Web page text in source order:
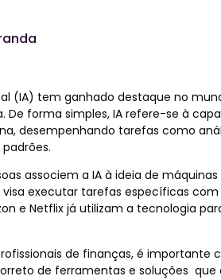
(IA) tem ganhado destaque no
De forma simples, IA refere-se à
desempenhando tarefas como
associem a IA à ideia de
visa executar tarefas específicas
e Netflix já utilizam a tecnologia
de finanças, é importante
de ferramentas e soluções